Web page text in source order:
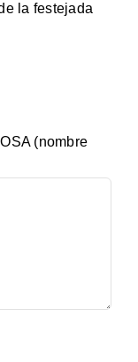
la festejada
(nombre